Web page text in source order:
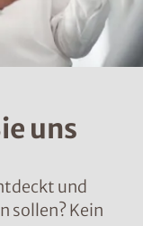
uns
und
sollen? Kein